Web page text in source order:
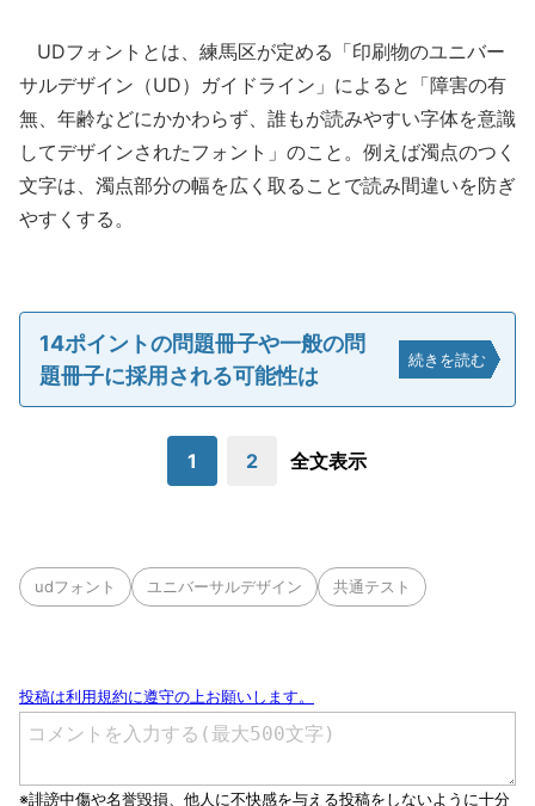
UDフォントとは、練馬区が定める「印刷物のユニバー
サルデザイン（UD）ガイドライン」によると「障害の有
無、年齢などにかかわらず、誰もが読みやすい字体を意識
してデザインされたフォント」のこと。例えば濁点のつく
文字は、濁点部分の幅を広く取ることで読み間違いを防ぎ
やすくする。
14ポイントの問題冊子や一般の問
題冊子に採用される可能性は
続きを読む
1 2 全文表示
udフォント ユニバーサルデザイン 共通テスト